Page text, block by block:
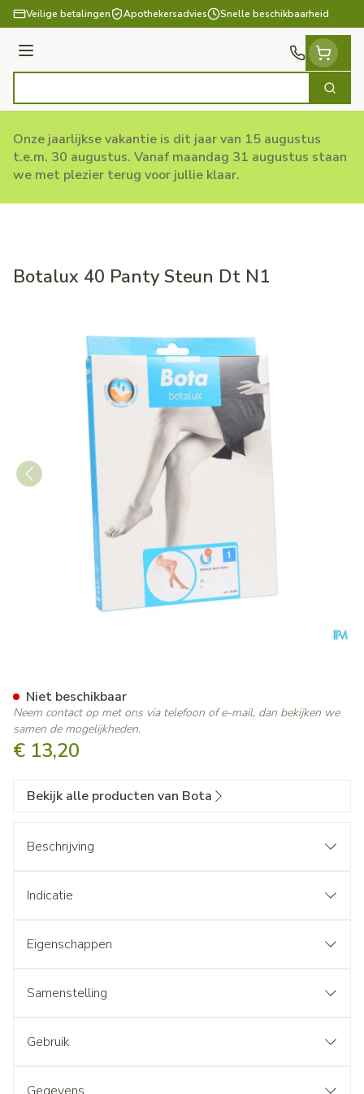
Ga naar de inhoud
Veilige betalingen Apothekersadvies Snelle beschikbaarheid
Menu
Zoek
Onze jaarlijkse vakantie is dit jaar van 15 augustus
t.e.m. 30 augustus. Vanaf maandag 31 augustus staan
we met plezier terug voor jullie klaar.
Botalux 40 Panty Steun Dt N1
€ 13,20
Niet beschikbaar
Neem contact op met ons via telefoon of e-mail, dan bekijken we
samen de mogelijkheden.
Bekijk alle producten van Bota
Beschrijving
Indicatie
Eigenschappen
Samenstelling
Gebruik